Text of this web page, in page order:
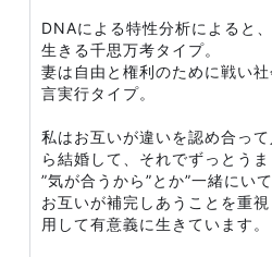
DNAによる特性分析によると
生きる千思万考タイプ。
妻は自由と権利のために戦い
言実行タイプ。
私はお互いが違いを認め合っ
ら結婚して、それでずっとうま
”気が合うから”とか”一緒にい
お互いが補完しあうことを重
用して有意義に生きています。